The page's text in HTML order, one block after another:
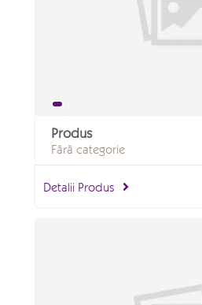
Produs
Fără categorie
Detalii Produs